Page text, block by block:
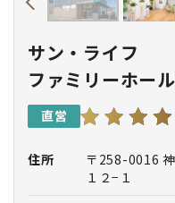
サン・ライフ
ファミリーホー
直営
住所
〒258-0016
１２−１